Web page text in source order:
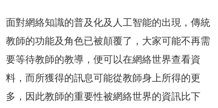
面對網絡知識的普及化及人工智能的出現，傳統
教師的功能及角色已被顛覆了，大家可能不再需
要等待教師的教導，便可以在網絡世界查看資
料，而所獲得的訊息可能從教師身上所得的更
多，因此教師的重要性被網絡世界的資訊比下